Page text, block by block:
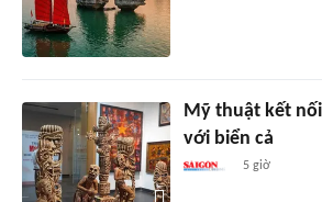
Mỹ thuật kết
với biển cả
5 giờ